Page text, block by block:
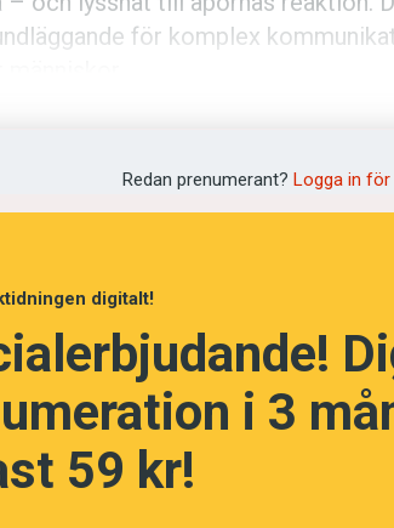
för komplex
Redan prenumerant? Logga in
digitalt!
i 3
59 kr!